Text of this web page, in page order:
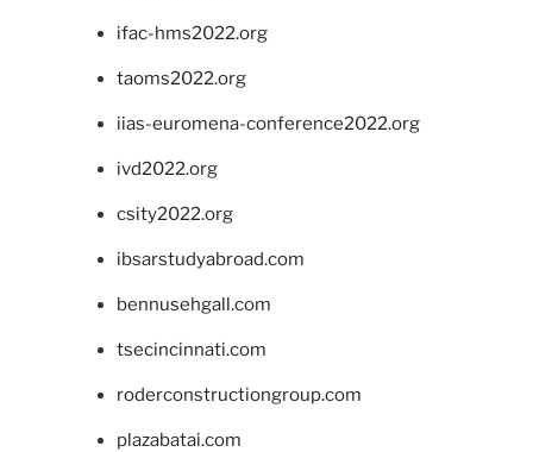
ifac-hms2022.org
taoms2022.org
iias-euromena-conference2022.org
ivd2022.org
csity2022.org
ibsarstudyabroad.com
bennusehgall.com
tsecincinnati.com
roderconstructiongroup.com
plazabatai.com